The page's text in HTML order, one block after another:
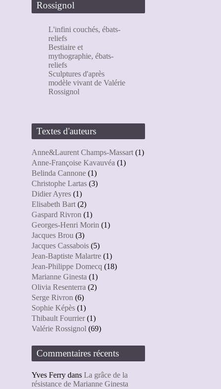
Rossignol
L'infini couchés, ébats-
reliefs
Bestiaire et
mythographie, ébats-
reliefs
Sculptures d'après
modèle vivant de Valérie
Rossignol
Textes d'auteurs
Anne&Laurent Champs-Massart (1)
Anne-Françoise Kavauvéa (1)
Belinda Cannone (1)
Christophe Lartas (3)
Didier Ayres (1)
Elisabeth Bart (2)
Gaspard Rivron (1)
Georges-Henri Morin (1)
Jacques Brou (3)
Jacques Cassabois (5)
Jean-Baptiste Malartre (1)
Jean-Philippe Domecq (18)
Marianne Ginesta (1)
Olivia Resenterra (2)
Serge Rivron (6)
Sophie Képès (1)
Thibault Fourrier(1)
Valérie Rossignol (69)
Commentaires récents
Yves Ferry dans La grâce de la
résistance de Marianne Ginesta